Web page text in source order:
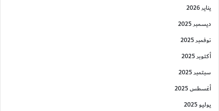
يناير 2026
ديسمبر 2025
نوفمبر 2025
أكتوبر 2025
سبتمبر 2025
أغسطس 2025
يوليو 2025